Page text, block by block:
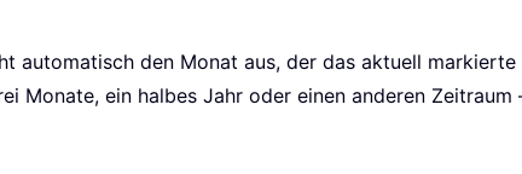
automatisch den Monat aus, der das aktuell
ein halbes Jahr oder einen anderen Zeitraum